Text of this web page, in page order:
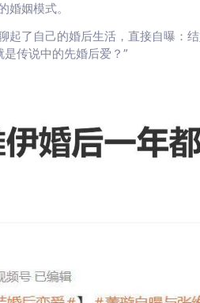
婚姻模式。
了自己的婚后生活，直接自曝：
传说中的先婚后爱？”